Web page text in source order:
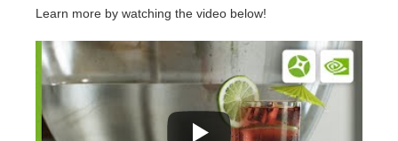
Learn more by watching the video below!